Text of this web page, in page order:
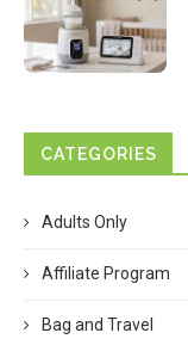
CATEGORIES
Adults Only
Affiliate Program
Bag and Travel